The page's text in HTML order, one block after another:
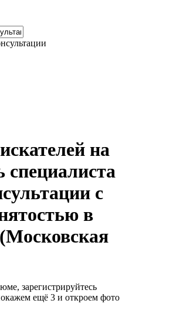
на
специалиста
с
в
зарегистрируйтесь
ещё 3 и откроем фото